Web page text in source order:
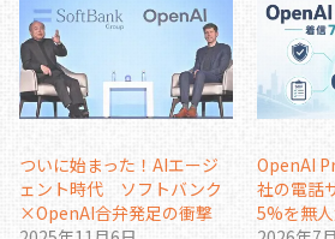
ついに始まった！AIエージ
ェント時代 ソフトバンク
×OpenAI合弁発足の衝撃
OpenAI
社の電話
5%を無